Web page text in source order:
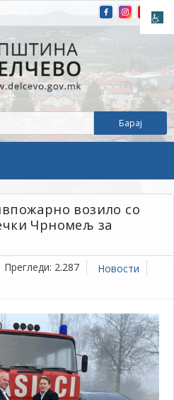
возило со
Чрномељ за
Прегледи: 2.287
Новости